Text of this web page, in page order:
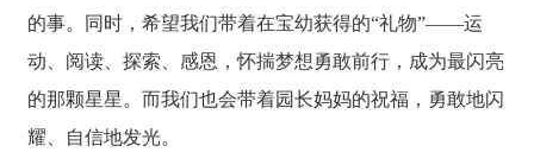
的事。同时，希望我们带着在宝幼获得的“礼物”——运
动、阅读、探索、感恩，怀揣梦想勇敢前行，成为最闪亮
的那颗星星。而我们也会带着园长妈妈的祝福，勇敢地闪
耀、自信地发光。